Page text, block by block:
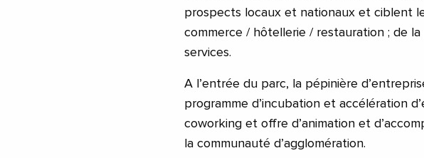
prospects locaux et nationaux et ciblent
commerce / hôtellerie / restauration ; de
services.
A l’entrée du parc, la pépinière
programme d’incubation et accélération
coworking et offre d’animation et
la communauté d’agglomération.